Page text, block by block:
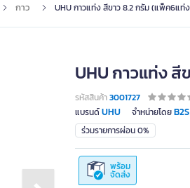
กาว UHU กาวแท่ง สีขาว 8.2 กรัม (แพ็ค6แท่
UHU กาวแท่ง
รหัสสินค้า3001727
แบรนด์UHU จำหน่ายโดยB2S
ร่วมรายการผ่อน 0%
พร้อม
จัดส่ง